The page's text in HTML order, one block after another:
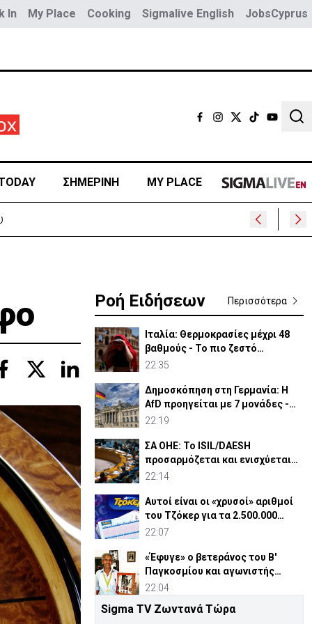
In My Place Cooking Sigmalive English JobsCyprus
ΣΗΜΕΡΙΝΗ MY PLACE
Ροή Ειδήσεων Περισσότερα
Ιταλία: Θερμοκρασίες μέχρι 48
βαθμούς - Το πιο ζεστό
καλοκαίρι των 100 χρόνων
22:35
Δημοσκόπηση στη Γερμανία: Η
AfD προηγείται με 7 μονάδες -
Διεύρυνε τη διαφορά
22:19
ΣΑ ΟΗΕ: Το ISIL/DAESH
προσαρμόζεται και ενισχύεται
στην Αφρική - Πώς απειλεί
22:14
Αυτοί είναι οι «χρυσοί» αριθμοί
του Τζόκερ για τα 2.500.000
ευρώ
22:07
«Έφυγε» ο βετεράνος του Β'
Παγκοσμίου και αγωνιστής
ΕΟΚΑ, Παύλος Μ. Κασάπης
22:04
«Όχι» 9 χωρών σε ισχυρισμό
Sigma TV Ζωντανά Τώρα